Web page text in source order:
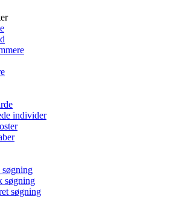
individer
søgning
søgning
søgning